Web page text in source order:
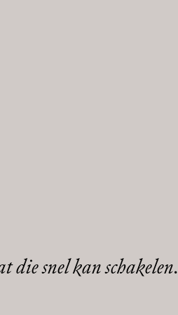
die snel kan schakelen.